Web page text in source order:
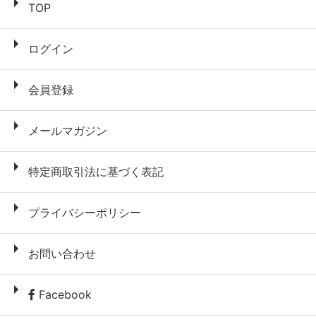
TOP
ログイン
会員登録
メールマガジン
特定商取引法に基づく表記
プライバシーポリシー
お問い合わせ
Facebook